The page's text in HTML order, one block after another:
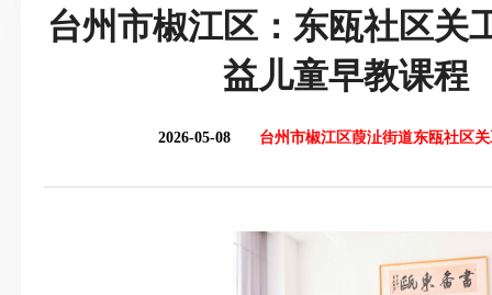
台州市椒江区：东瓯社区关
益儿童早教课程
2026-05-08 台州市椒江区葭沚街道东瓯社区